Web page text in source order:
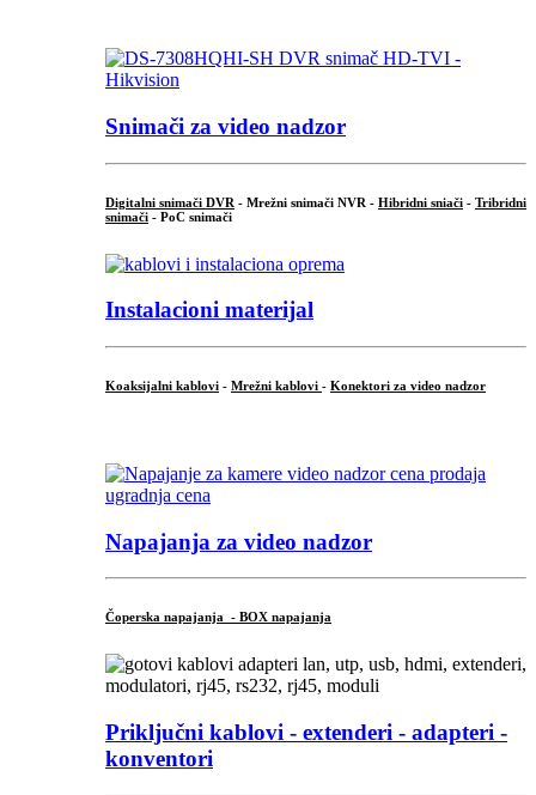
Snimači za video nadzor
Digitalni snimači DVR - Mrežni snimači NVR - Hibridni sniači - Tribridni
snimači - PoC snimači
Instalacioni materijal
Koaksijalni kablovi - Mrežni kablovi - Konektori za video nadzor
Napajanja za video nadzor
Čoperska napajanja - BOX napajanja
Priključni kablovi - extenderi - adapteri -
konventori